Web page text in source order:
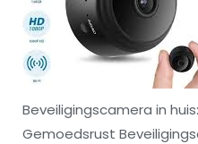
Beveiligingscamera in
Gemoedsrust